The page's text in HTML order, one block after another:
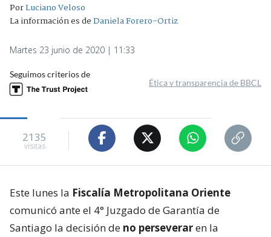
PorLuciano Veloso
La información es deDaniela Forero-Ortiz
Martes 23 junio de 2020 | 11:33
Seguimos criterios de
Ética y transparencia de BBCL
2135
visitas
Este lunes la Fiscalía Metropolitana Oriente
comunicó ante el 4° Juzgado de Garantía de
Santiago la decisión de no perseveraren la